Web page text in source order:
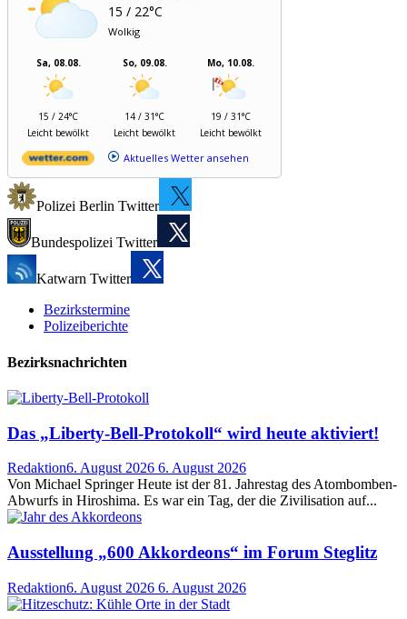
15 / 22°C
Wolkig
Sa, 08.08.
15 / 24°C
Leicht bewölkt
So, 09.08.
14 / 31°C
Leicht bewölkt
Mo, 10.08.
19 / 31°C
Leicht bewölkt
Aktuelles Wetter ansehen
Polizei Berlin Twitter
Bundespolizei Twitter
Katwarn Twitter
Bezirkstermine
Polizeiberichte
Bezirksnachrichten
Das „Liberty-Bell-Protokoll“ wird heute aktiviert!
Redaktion6. August 2026 6. August 2026
Von Michael Springer Heute ist der 81. Jahrestag des Atombomben-
Abwurfs in Hiroshima. Es war ein Tag, der die Zivilisation auf...
Ausstellung „600 Akkordeons“ im Forum Steglitz
Redaktion6. August 2026 6. August 2026